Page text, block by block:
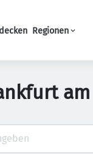
Regionen